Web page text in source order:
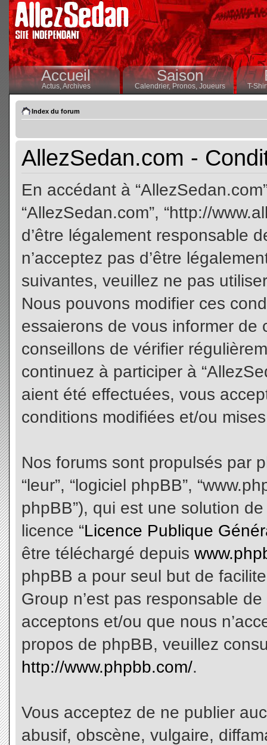
Accueil
Actus,Archives
Saison
Calendrier,Pronos, Joueurs T-
Index du forum
AllezSedan.com -
En accédant à
“AllezSedan.com”, “http://
d’être légalement responsable
n’acceptez pas d’être
suivantes, veuillez ne pas
Nous pouvons modifier ces
essaierons de vous informer
conseillons de vérifier
continuez à participer à
aient été effectuées, vous
conditions modifiées et/ou
Nos forums sont propulsés par
“leur”, “logiciel phpBB”,
phpBB”), qui est une solution
licence “Licence Publique
être téléchargé depuis
phpBB a pour seul but de
Group n’est pas responsable
acceptons et/ou que nous
propos de phpBB, veuillez
http://www.phpbb.com/.
Vous acceptez de ne publier
abusif, obscène, vulgaire,